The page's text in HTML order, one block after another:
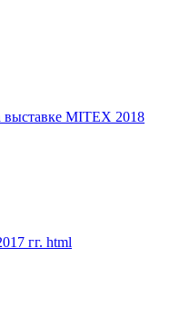
выставке MITEX 2018
гг. html